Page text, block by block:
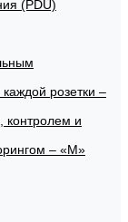
(PDU)
розетки –
контролем и
– «М»